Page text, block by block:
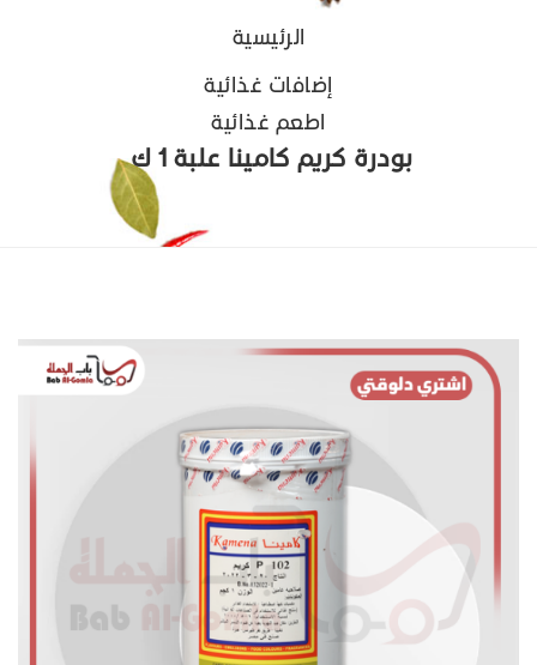
الرئيسية
إضافات غذائية
اطعم غذائية
بودرة كريم كامينا علبة 1 ك